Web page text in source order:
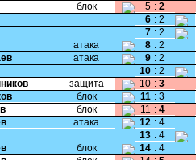
блок 5 : 2
6 : 2
7 : 2
атака 8 : 2
атака 9 : 2
10 : 2
защита 10 : 3
блок 11 : 3
блок 11 : 4
атака 12 : 4
13 : 4
блок 14 : 4